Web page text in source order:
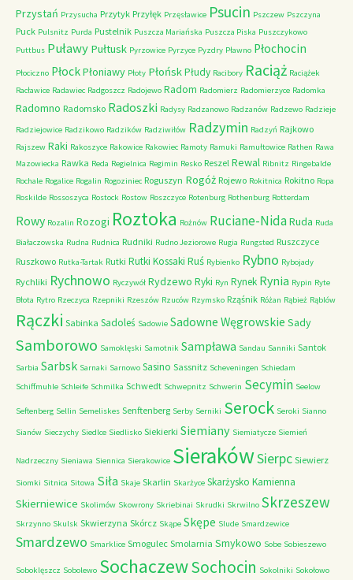
Przystań Przysucha Przytyk Przyłęk Przęsławice Psucin Pszczew Pszczyna
Puck Pulsnitz Purda Pustelnik Puszcza Mariańska Puszcza Piska Puszczykowo
Puttbus Puławy Pułtusk Pyrzowice Pyrzyce Pyzdry Pławno Płochocin
Płociczno PłockPłoniawy Płoty PłońskPłudy Racibory Raciąż Raciążek
Racławice Radawiec Radgoszcz Radojewo Radom Radomierz Radomierzyce Radomka
Radomno Radomsko Radoszki Radysy Radzanowo Radzanów Radzewo Radzieje
Radziejowice Radzikowo Radzików Radziwiłów Radzymin Radzyń Rajkowo
Rajszew Raki Rakoszyce Rakowice Rakowiec Ramoty Ramuki Ramułtowice Rathen Rawa
Mazowiecka Rawka Reda Regielnica Regimin Resko Reszel Rewal Ribnitz Ringebalde
Rochale Rogalice Rogalin Rogoziniec Roguszyn Rogóż Rojewo Rokitnica Rokitno Ropa
Roskilde Rossoszyca Rostock Rostow Roszczyce Rotenburg Rothenburg Rotterdam
Rowy Rozalin Rozogi Roztoka Rożnów Ruciane-NidaRuda Ruda
Białaczowska Rudna Rudnica Rudniki Rudno Jeziorowe Rugia Rungsted Ruszczyce
Ruszkowo Rutka-Tartak Rutki Rutki Kossaki Ruś Rybienko Rybno Rybojady
Rychliki Rychnowo Ryczywół Rydzewo Ryki Ryn Rynek Rynia Rypin Ryte
Błota Rytro Rzeczyca Rzepniki Rzeszów Rzuców Rzymsko Rząśnik Różan Rąbież Rąblów
Rączki Sabinka Sadoleś Sadowie Sadowne Węgrowskie Sady
Samborowo Samoklęski Samotnik Sampława Sandau Sanniki Santok
Sarbia Sarbsk Sarnaki Sarnowo Sasino Sassnitz Scheveningen Schiedam
Schiffmuhle Schleife Schmilka Schwedt Schwepnitz Schwerin Secymin Seelow
Seftenberg Sellin Semeliskes Senftenberg Serby Serniki Serock Seroki Sianno
Sianów Sieczychy Siedlce Siedlisko Siekierki Siemiany Siemiatycze Siemień
Nadrzeczny Sieniawa Siennica Sierakowice SierakówSierpc Siewierz
Siomki Sitnica Sitowa Siła Skaje Skarlin Skarżyce Skarżysko Kamienna
Skierniewice Skolimów Skowrony Skriebinai Skrudki Skrwilno Skrzeszew
Skrzynno Skulsk Skwierzyna Skórcz Skąpe Skępe Slude Smardzewice
Smardzewo Smarklice Smogulec Smolarnia Smykowo Sobe Sobieszewo
Soboklęszcz Sobolewo SochaczewSochocin Sokolniki Sokołowo